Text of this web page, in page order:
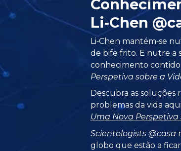
Li‑Chen
Li‑Chen mantém‑se
de bife frito. E nutre a
conhecimento
Perspetiva sobre a
Descubra as soluções
problemas da vida
Uma Nova Perspetiva
Scientologists @casa
globo que estão a